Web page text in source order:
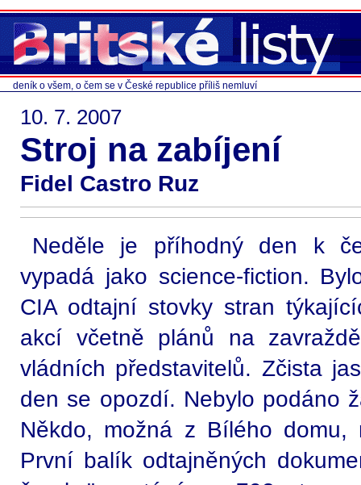
deník o všem, o čem se v České republice příliš nemluví
10. 7. 2007
Stroj na zabíjení
Fidel Castro Ruz
Neděle je příhodný den k
vypadá jako science-fiction.
CIA odtajní stovky stran
akcí včetně plánů na
vládních představitelů. Zčista
den se opozdí. Nebylo podáno
Někdo, možná z Bílého domu,
První balík odtajněných